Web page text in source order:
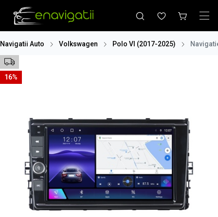
Navigatii Auto Volkswagen Polo VI (2017-2025)
16%